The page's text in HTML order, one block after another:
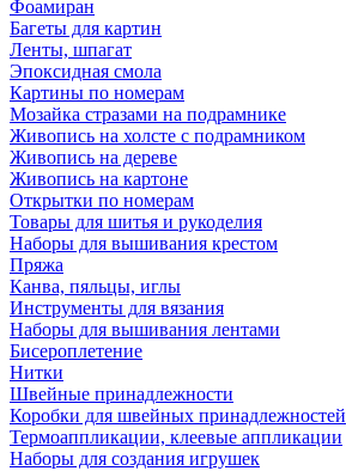
Фоамиран
Багеты для картин
Ленты, шпагат
Эпоксидная смола
Картины по номерам
Мозайка стразами на подрамнике
Живопись на холсте с подрамником
Живопись на дереве
Живопись на картоне
Открытки по номерам
Товары для шитья и рукоделия
Наборы для вышивания крестом
Пряжа
Канва, пяльцы, иглы
Инструменты для вязания
Наборы для вышивания лентами
Бисероплетение
Нитки
Швейные принадлежности
Коробки для швейных принадлежностей
Термоаппликации, клеевые аппликации
Наборы для создания игрушек